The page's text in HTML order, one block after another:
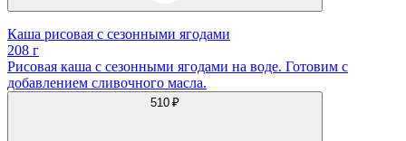
Каша рисовая с сезонными ягодами
208 г
Рисовая каша с сезонными ягодами на воде. Готовим с
добавлением сливочного масла.
510 ₽